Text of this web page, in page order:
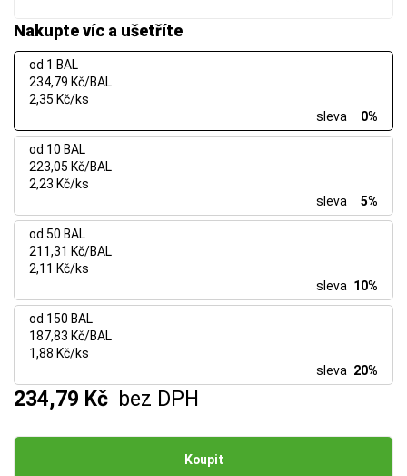
Nakupte víc a ušetříte
od 1 BAL
234,79 Kč/BAL
2,35 Kč/ks
sleva
0%
od 10 BAL
223,05 Kč/BAL
2,23 Kč/ks
sleva
5%
od 50 BAL
211,31 Kč/BAL
2,11 Kč/ks
sleva 10%
od 150 BAL
187,83 Kč/BAL
1,88 Kč/ks
sleva 20%
234,79 Kč bez DPH
Koupit